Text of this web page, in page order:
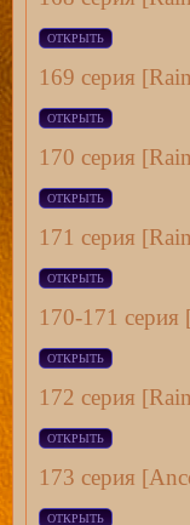
169 серия
170 серия
171 серия
170-171 серия
172 серия
173 серия